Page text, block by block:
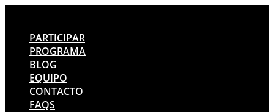
PARTICIPAR
PROGRAMA
BLOG
EQUIPO
CONTACTO
FAQS